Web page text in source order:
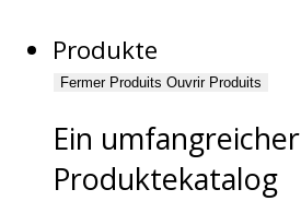
Produkte
Fermer Produits Ouvrir Produits
Ein umfangreicher
Produktekatalog